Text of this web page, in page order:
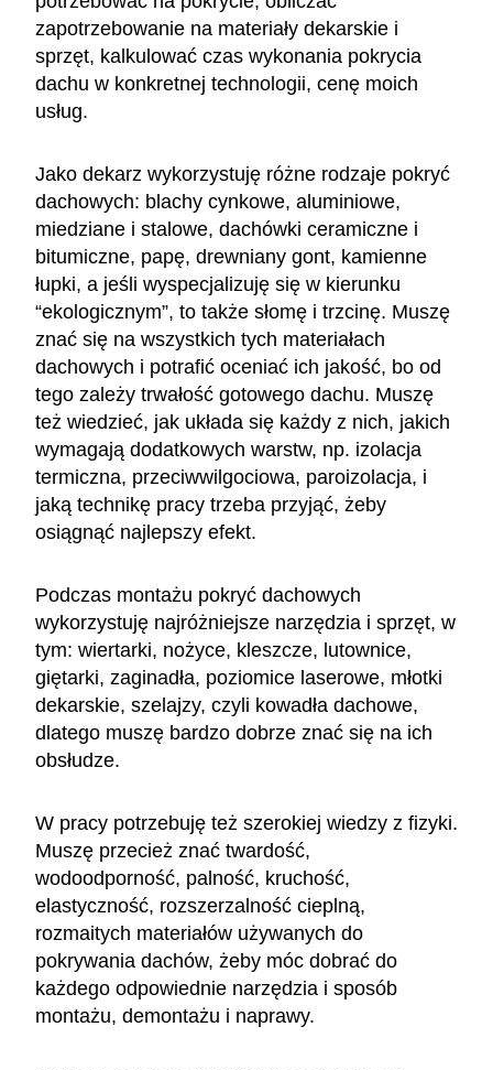
zapotrzebowanie na materiały dekarskie i
sprzęt, kalkulować czas wykonania pokrycia
dachu w konkretnej technologii, cenę moich
usług.
Jako dekarz wykorzystuję różne rodzaje pokryć
dachowych: blachy cynkowe, aluminiowe,
miedziane i stalowe, dachówki ceramiczne i
bitumiczne, papę, drewniany gont, kamienne
łupki, a jeśli wyspecjalizuję się w kierunku
“ekologicznym”, to także słomę i trzcinę. Muszę
znać się na wszystkich tych materiałach
dachowych i potrafić oceniać ich jakość, bo od
tego zależy trwałość gotowego dachu. Muszę
też wiedzieć, jak układa się każdy z nich, jakich
wymagają dodatkowych warstw, np. izolacja
termiczna, przeciwwilgociowa, paroizolacja, i
jaką technikę pracy trzeba przyjąć, żeby
osiągnąć najlepszy efekt.
Podczas montażu pokryć dachowych
wykorzystuję najróżniejsze narzędzia i sprzęt, w
tym: wiertarki, nożyce, kleszcze, lutownice,
giętarki, zaginadła, poziomice laserowe, młotki
dekarskie, szelajzy, czyli kowadła dachowe,
dlatego muszę bardzo dobrze znać się na ich
obsłudze.
W pracy potrzebuję też szerokiej wiedzy z fizyki.
Muszę przecież znać twardość,
wodoodporność, palność, kruchość,
elastyczność, rozszerzalność cieplną,
rozmaitych materiałów używanych do
pokrywania dachów, żeby móc dobrać do
każdego odpowiednie narzędzia i sposób
montażu, demontażu i naprawy.